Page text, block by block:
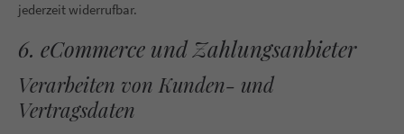
jederzeit widerrufbar.
6. eCommerce und Zahlungs­anbieter
Verarbeiten von Kunden- und
Vertragsdaten